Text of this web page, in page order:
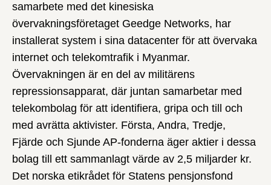
samarbete med det kinesiska
övervakningsföretaget Geedge Networks, har
installerat system i sina datacenter för att övervaka
internet och telekomtrafik i Myanmar.
Övervakningen är en del av militärens
repressionsapparat, där juntan samarbetar med
telekombolag för att identifiera, gripa och till och
med avrätta aktivister. Första, Andra, Tredje,
Fjärde och Sjunde AP-fonderna äger aktier i dessa
bolag till ett sammanlagt värde av 2,5 miljarder kr.
Det norska etikrådet för Statens pensjonsfond